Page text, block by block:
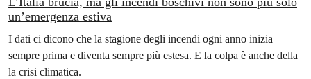
un’emergenza estiva
I dati ci dicono che la stagione degli incendi ogni anno inizia
sempre prima e diventa sempre più estesa. E la colpa è anche della
la crisi climatica.